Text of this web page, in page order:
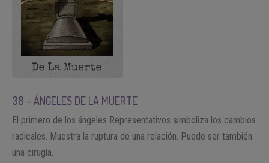
38 – ÁNGELES DE LA MUERTE
El primero de los ángeles Representativos simboliza los cambios
radicales. Muestra la ruptura de una relación. Puede ser también
una cirugía.